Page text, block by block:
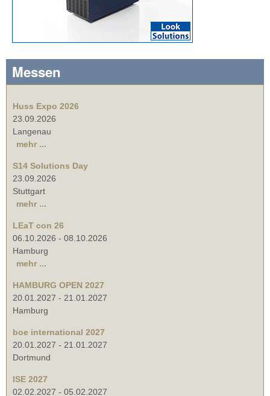
Messen
Huss Expo 2026
23.09.2026
Langenau
mehr ...
S14 Solutions Day
23.09.2026
Stuttgart
mehr ...
LEaT con 26
06.10.2026 - 08.10.2026
Hamburg
mehr ...
HAMBURG OPEN 2027
20.01.2027 - 21.01.2027
Hamburg
boe international 2027
20.01.2027 - 21.01.2027
Dortmund
ISE 2027
02.02.2027 - 05.02.2027